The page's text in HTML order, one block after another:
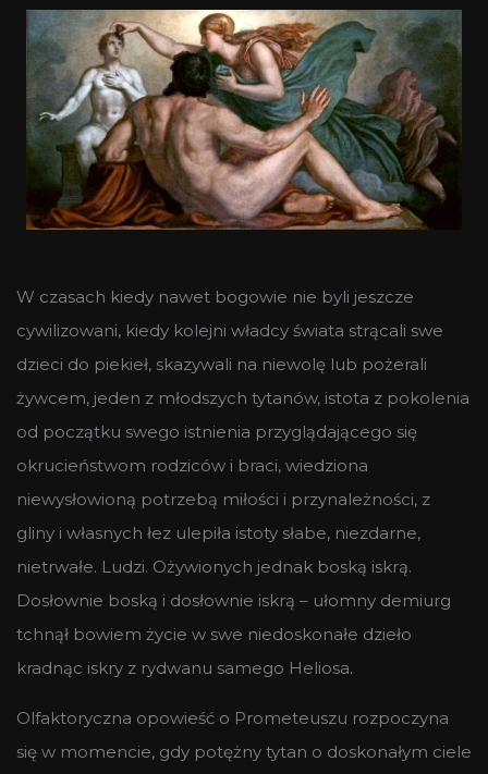
W czasach kiedy nawet bogowie nie byli jeszcze
cywilizowani, kiedy kolejni władcy świata strącali swe
dzieci do piekieł, skazywali na niewolę lub pożerali
żywcem, jeden z młodszych tytanów, istota z pokolenia
od początku swego istnienia przyglądającego się
okrucieństwom rodziców i braci, wiedziona
niewysłowioną potrzebą miłości i przynależności, z
gliny i własnych łez ulepiła istoty słabe, niezdarne,
nietrwałe. Ludzi. Ożywionych jednak boską iskrą.
Dosłownie boską i dosłownie iskrą – ułomny demiurg
tchnął bowiem życie w swe niedoskonałe dzieło
kradnąc iskry z rydwanu samego Heliosa.
Olfaktoryczna opowieść o Prometeuszu rozpoczyna
się w momencie, gdy potężny tytan o doskonałym ciele